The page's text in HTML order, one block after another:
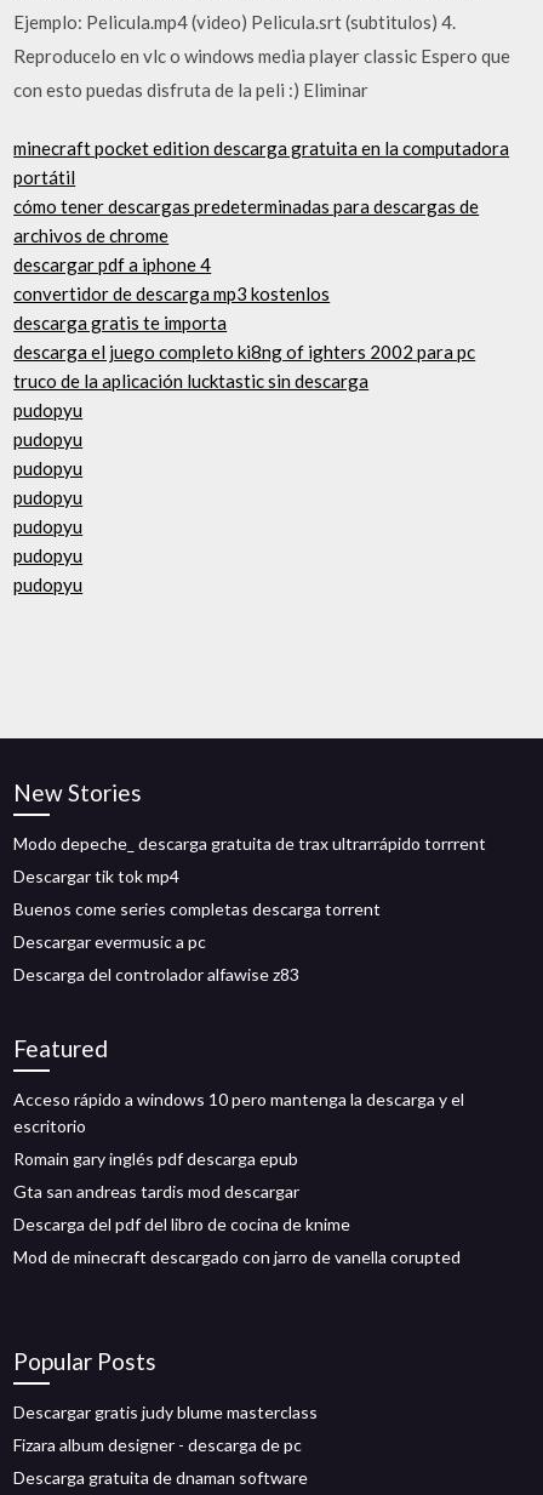
Ejemplo: Pelicula.mp4 (video) Pelicula.srt (subtitulos) 4.
Reproducelo en vlc o windows media player classic Espero que
con esto puedas disfruta de la peli :) Eliminar
minecraft pocket edition descarga gratuita en la computadora
portátil
cómo tener descargas predeterminadas para descargas de
archivos de chrome
descargar pdf a iphone 4
convertidor de descarga mp3 kostenlos
descarga gratis te importa
descarga el juego completo ki8ng of ighters 2002 para pc
truco de la aplicación lucktastic sin descarga
pudopyu
pudopyu
pudopyu
pudopyu
pudopyu
pudopyu
pudopyu
New Stories
Modo depeche_ descarga gratuita de trax ultrarrápido torrrent
Descargar tik tok mp4
Buenos come series completas descarga torrent
Descargar evermusic a pc
Descarga del controlador alfawise z83
Featured
Acceso rápido a windows 10 pero mantenga la descarga y el
escritorio
Romain gary inglés pdf descarga epub
Gta san andreas tardis mod descargar
Descarga del pdf del libro de cocina de knime
Mod de minecraft descargado con jarro de vanella corupted
Popular Posts
Descargar gratis judy blume masterclass
Fizara album designer - descarga de pc
Descarga gratuita de dnaman software